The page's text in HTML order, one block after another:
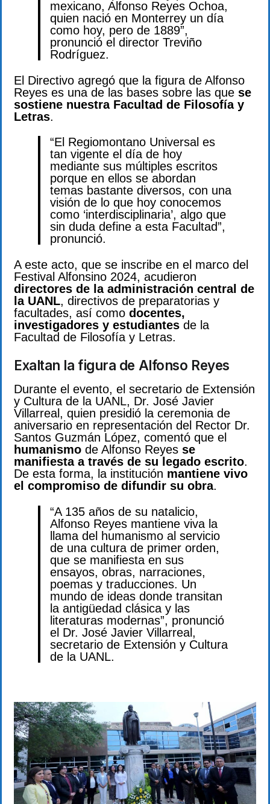
mexicano, Alfonso Reyes Ochoa,
quien nació en Monterrey un día
como hoy, pero de 1889”,
pronunció el director Treviño
Rodríguez.
El Directivo agregó que la figura de Alfonso
Reyes es una de las bases sobre las que se
sostiene nuestra Facultad de Filosofía y
Letras.
“El Regiomontano Universal es
tan vigente el día de hoy
mediante sus múltiples escritos
porque en ellos se abordan
temas bastante diversos, con una
visión de lo que hoy conocemos
como ‘interdisciplinaria’, algo que
sin duda define a esta Facultad”,
pronunció.
A este acto, que se inscribe en el marco del
Festival Alfonsino 2024, acudieron
directores de la administración central de
la UANL, directivos de preparatorias y
facultades, así como docentes,
investigadores y estudiantes de la
Facultad de Filosofía y Letras.
Exaltan la figura de Alfonso Reyes
Durante el evento, el secretario de Extensión
y Cultura de la UANL, Dr. José Javier
Villarreal, quien presidió la ceremonia de
aniversario en representación del Rector Dr.
Santos Guzmán López, comentó que el
humanismo de Alfonso Reyes se
manifiesta a través de su legado escrito.
De esta forma, la institución mantiene vivo
el compromiso de difundir su obra.
“A 135 años de su natalicio,
Alfonso Reyes mantiene viva la
llama del humanismo al servicio
de una cultura de primer orden,
que se manifiesta en sus
ensayos, obras, narraciones,
poemas y traducciones. Un
mundo de ideas donde transitan
la antigüedad clásica y las
literaturas modernas”, pronunció
el Dr. José Javier Villarreal,
secretario de Extensión y Cultura
de la UANL.